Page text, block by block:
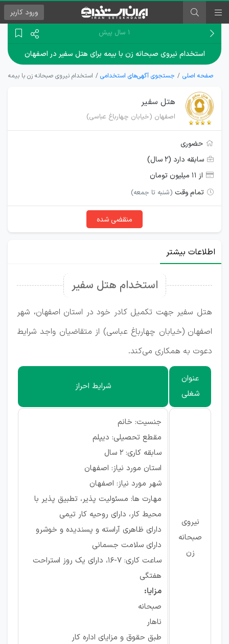
ورود کاربر
۱ سال پیش
استخدام نیروی صبحانه زن با بیمه برای هتل سفیر در اصفهان
صفحه اصلی جستجوی آگهی‌های استخدامی استخدام نیروی صبحانه زن با بیمه
هتل سفیر
اصفهان (خیابان چهارباغ عباسی)
حضوری
سابقه دارد (۲ سال)
از ۱۱ میلیون تومان
تمام وقت (شنبه تا جمعه)
منقضی شده
اطلاعات بیشتر
استخدام هتل سفیر
هتل سفیر جهت تکمیل کادر خود در استان اصفهان، شهر
اصفهان (خیابان چهارباغ عباسی) از متقاضیان واجد شرایط
دعوت به همکاری می‌کند.
عنوان
شغلی
شرایط احراز
نیروی
صبحانه
زن
جنسیت: خانم
مقطع تحصیلی: دیپلم
سابقه کاری: ۲ سال
استان مورد نیاز: اصفهان
شهر مورد نیاز: اصفهان
مهارت ها: مسئولیت پذیر، تطبیق پذیر با
محیط کار، دارای روحیه کار تیمی
دارای ظاهری آراسته و پسندیده و خوشرو
دارای سلامت جسمانی
ساعت کاری: 7-16، دارای یک روز استراحت
هفتگی
مزایا:
صبحانه
ناهار
طبق حقوق و مزایای اداره کار